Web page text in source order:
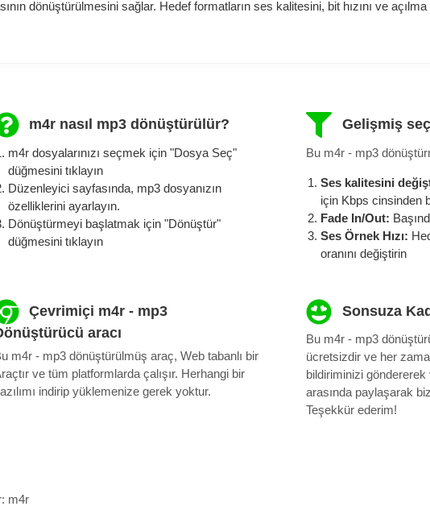
dönüştürülmesini sağlar. Hedef formatların ses kalitesini, bit hızını ve
m4r nasıl mp3 ​​dönüştürülür?
m4r dosyalarınızı seçmek için "Dosya Seç"
düğmesini tıklayın
Düzenleyici sayfasında, mp3 dosyanızın
özelliklerini ayarlayın.
Dönüştürmeyi başlatmak için "Dönüştür"
düğmesini tıklayın
Gelişmiş
Bu m4r - mp3
Ses kalitesini
için Kbps cinsinden
Fade In/Out:
Ses Örnek Hızı:
oranını değiştirin
Çevrimiçi m4r - mp3
aracı
m4r - mp3 dönüştürülmüş araç, Web tabanlı bir
ve tüm platformlarda çalışır. Herhangi bir
indirip yüklemenize gerek yoktur.
Sonsuza
Bu m4r - mp3
ücretsizdir ve her
bildiriminizi göndererek
arasında paylaşarak
Teşekkür ederim!
m4r